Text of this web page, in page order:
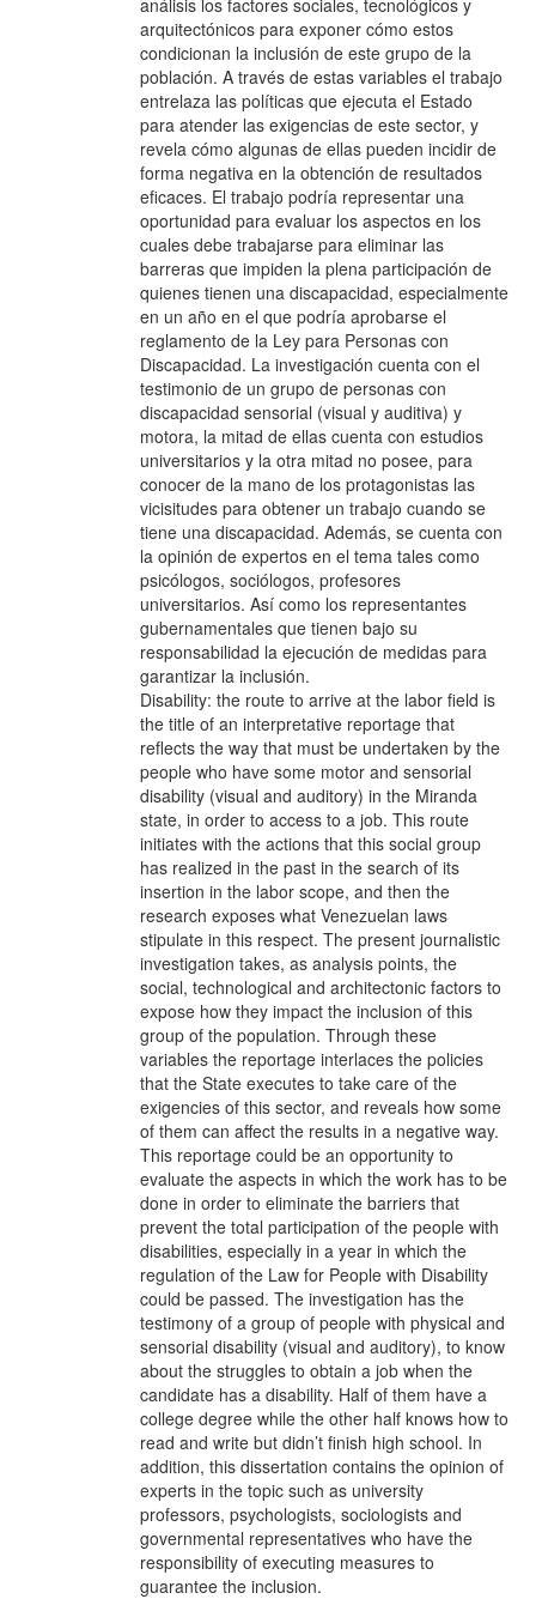
análisis los factores sociales, tecnológicos y
arquitectónicos para exponer cómo estos
condicionan la inclusión de este grupo de la
población. A través de estas variables el trabajo
entrelaza las políticas que ejecuta el Estado
para atender las exigencias de este sector, y
revela cómo algunas de ellas pueden incidir de
forma negativa en la obtención de resultados
eficaces. El trabajo podría representar una
oportunidad para evaluar los aspectos en los
cuales debe trabajarse para eliminar las
barreras que impiden la plena participación de
quienes tienen una discapacidad, especialmente
en un año en el que podría aprobarse el
reglamento de la Ley para Personas con
Discapacidad. La investigación cuenta con el
testimonio de un grupo de personas con
discapacidad sensorial (visual y auditiva) y
motora, la mitad de ellas cuenta con estudios
universitarios y la otra mitad no posee, para
conocer de la mano de los protagonistas las
vicisitudes para obtener un trabajo cuando se
tiene una discapacidad. Además, se cuenta con
la opinión de expertos en el tema tales como
psicólogos, sociólogos, profesores
universitarios. Así como los representantes
gubernamentales que tienen bajo su
responsabilidad la ejecución de medidas para
garantizar la inclusión.
Disability: the route to arrive at the labor field is
the title of an interpretative reportage that
reflects the way that must be undertaken by the
people who have some motor and sensorial
disability (visual and auditory) in the Miranda
state, in order to access to a job. This route
initiates with the actions that this social group
has realized in the past in the search of its
insertion in the labor scope, and then the
research exposes what Venezuelan laws
stipulate in this respect. The present journalistic
investigation takes, as analysis points, the
social, technological and architectonic factors to
expose how they impact the inclusion of this
group of the population. Through these
variables the reportage interlaces the policies
that the State executes to take care of the
exigencies of this sector, and reveals how some
of them can affect the results in a negative way.
This reportage could be an opportunity to
evaluate the aspects in which the work has to be
done in order to eliminate the barriers that
prevent the total participation of the people with
disabilities, especially in a year in which the
regulation of the Law for People with Disability
could be passed. The investigation has the
testimony of a group of people with physical and
sensorial disability (visual and auditory), to know
about the struggles to obtain a job when the
candidate has a disability. Half of them have a
college degree while the other half knows how to
read and write but didn’t finish high school. In
addition, this dissertation contains the opinion of
experts in the topic such as university
professors, psychologists, sociologists and
governmental representatives who have the
responsibility of executing measures to
guarantee the inclusion.